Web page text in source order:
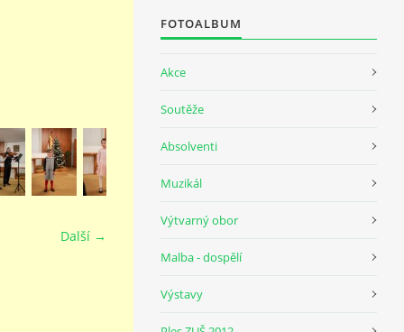
Další →
FOTOALBUM
Akce
Soutěže
Absolventi
Muzikál
Výtvarný obor
Malba - dospělí
Výstavy